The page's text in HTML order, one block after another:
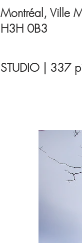
Montréal, Ville
H3H 0B3
STUDIO | 337